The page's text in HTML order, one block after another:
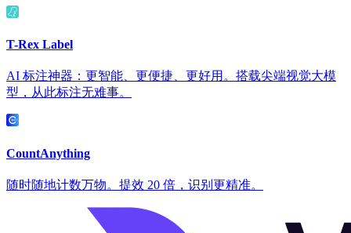
T-Rex Label
AI 标注神器：更智能、更便捷、更好用。搭载尖端视觉大模
型，从此标注无难事。
CountAnything
随时随地计数万物。提效 20 倍，识别更精准。